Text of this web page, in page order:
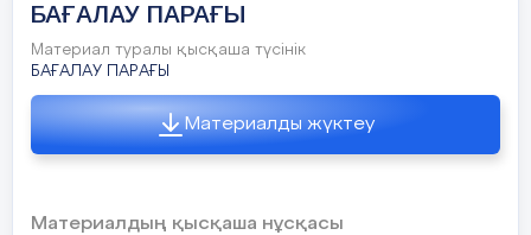
БАҒАЛАУ ПАРАҒЫ
Материал туралы қысқаша түсінік
БАҒАЛАУ ПАРАҒЫ
Материалды жүктеу
Материалдың қысқаша нұсқасы